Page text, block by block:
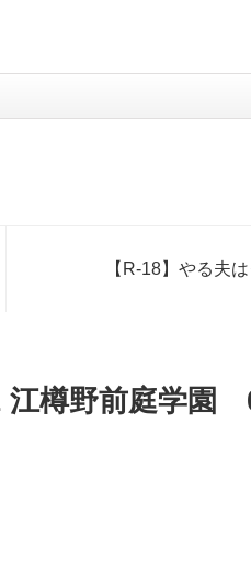
【R-18】やる夫
江樽野前庭学園